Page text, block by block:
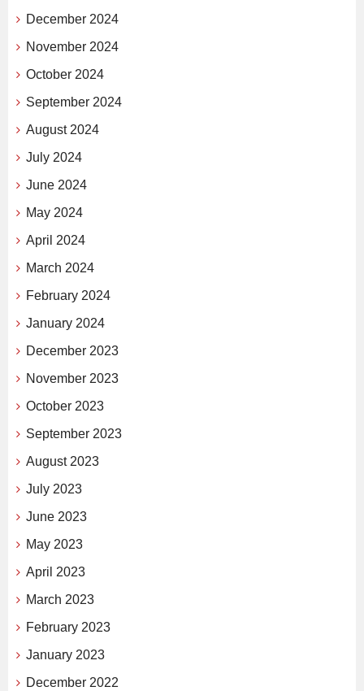
December 2024
November 2024
October 2024
September 2024
August 2024
July 2024
June 2024
May 2024
April 2024
March 2024
February 2024
January 2024
December 2023
November 2023
October 2023
September 2023
August 2023
July 2023
June 2023
May 2023
April 2023
March 2023
February 2023
January 2023
December 2022